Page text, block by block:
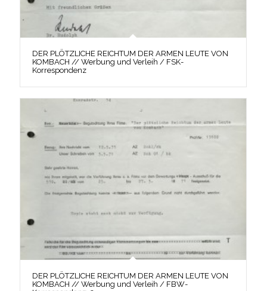
DER PLÖTZLICHE REICHTUM DER ARMEN LEUTE VON
KOMBACH // Werbung und Verleih / FSK-
Korrespondenz
DER PLÖTZLICHE REICHTUM DER ARMEN LEUTE VON
KOMBACH // Werbung und Verleih / FBW-